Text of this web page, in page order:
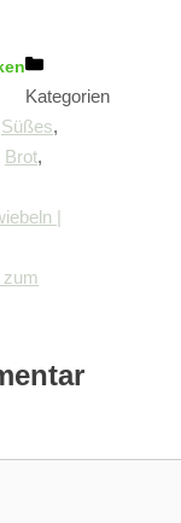
Kategorien
Süßes,
Brot,
|
zum